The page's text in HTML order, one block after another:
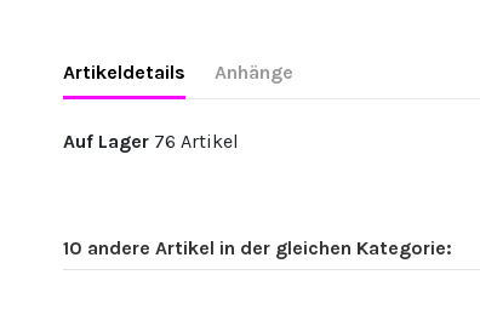
Artikeldetails Anhänge
Auf Lager 76 Artikel
10 andere Artikel in der gleichen Kategorie: